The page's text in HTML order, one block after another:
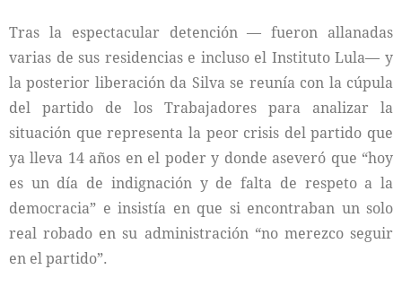
Tras la espectacular detención — fueron allanadas
varias de sus residencias e incluso el Instituto Lula— y
la posterior liberación da Silva se reunía con la cúpula
del partido de los Trabajadores para analizar la
situación que representa la peor crisis del partido que
ya lleva 14 años en el poder y donde aseveró que “hoy
es un día de indignación y de falta de respeto a la
democracia” e insistía en que si encontraban un solo
real robado en su administración “no merezco seguir
en el partido”.